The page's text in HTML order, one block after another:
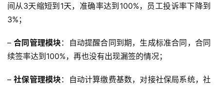
间从3天缩短到1天，准确率达到100%，员工投诉率下降到
3%；
– 合同管理模块：自动提醒合同到期，生成标准合同，合同
续签率达到100%，再也没有出现漏签的情况；
– 社保管理模块：自动计算缴费基数，对接社保局系统，社